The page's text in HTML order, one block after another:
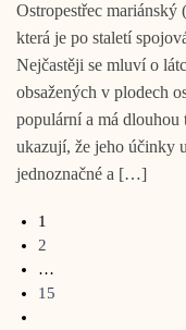
Ostropestřec
která je po staletí
Nejčastěji se mluví o
obsažených v plodech
populární a má
ukazují, že jeho účinky
jednoznačné a […]
1
2
…
15